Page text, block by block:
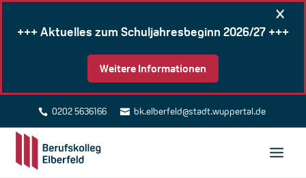
 0202 5636166  bk.elberfeld@stadt.wuppertal.de
+++ Aktuelles zum Schuljahresbeginn 2026/27 +++
Weitere Informationen
×